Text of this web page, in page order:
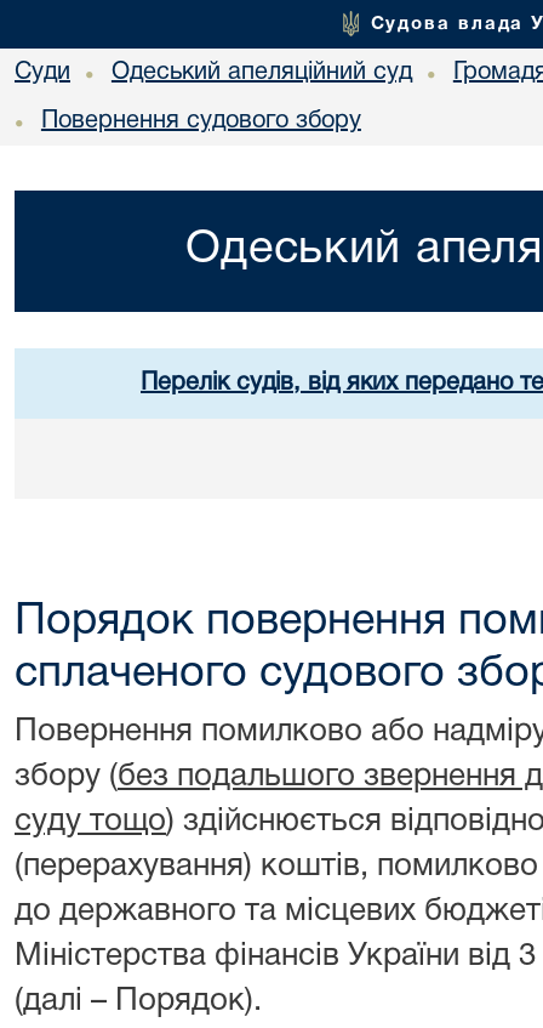
Судова влада
Суди • Одеський апеляційний суд •
• Повернення судового збору
Одеський
Перелік судів, від яких передано
Порядок повернення
сплаченого судового
Повернення помилково або
збору (без подальшого звернення
суду тощо) здійснюється
(перерахування) коштів,
до державного та місцевих
Міністерства фінансів України
(далі – Порядок).